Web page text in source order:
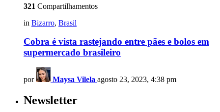
321 Compartilhamentos
in Bizarro, Brasil
Cobra é vista rastejando entre pães e bolos em
supermercado brasileiro
por Maysa Vilela agosto 23, 2023, 4:38 pm
Newsletter